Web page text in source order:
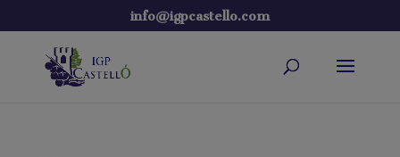
info@igpcastello.com